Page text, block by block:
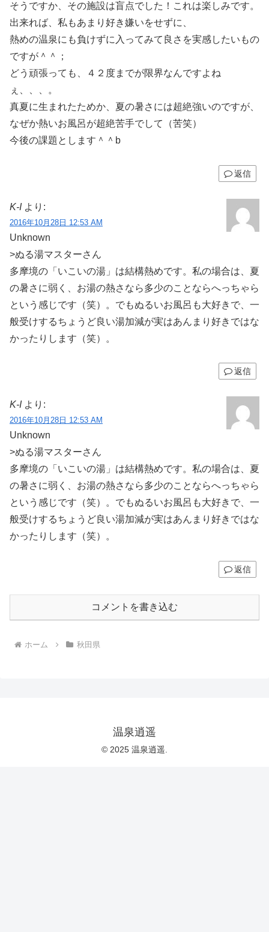
そうですか、その施設は盲点でした！これは楽しみです。
出来れば、私もあまり好き嫌いをせずに、
熱めの温泉にも負けずに入ってみて良さを実感したいもの
ですが＾＾；
どう頑張っても、４２度までが限界なんですよね
ぇ、、、。
真夏に生まれたためか、夏の暑さには超絶強いのですが、
なぜか熱いお風呂が超絶苦手でして（苦笑）
今後の課題とします＾＾b
返信
K-I より:
2016年10月28日 12:53 AM
Unknown
>ぬる湯マスターさん
多摩境の「いこいの湯」は結構熱めです。私の場合は、夏
の暑さに弱く、お湯の熱さなら多少のことならへっちゃら
という感じです（笑）。でもぬるいお風呂も大好きで、一
般受けするちょうど良い湯加減が実はあんまり好きではな
かったりします（笑）。
返信
K-I より:
2016年10月28日 12:53 AM
Unknown
>ぬる湯マスターさん
多摩境の「いこいの湯」は結構熱めです。私の場合は、夏
の暑さに弱く、お湯の熱さなら多少のことならへっちゃら
という感じです（笑）。でもぬるいお風呂も大好きで、一
般受けするちょうど良い湯加減が実はあんまり好きではな
かったりします（笑）。
返信
コメントを書き込む
ホーム 秋田県
温泉逍遥
© 2025 温泉逍遥.